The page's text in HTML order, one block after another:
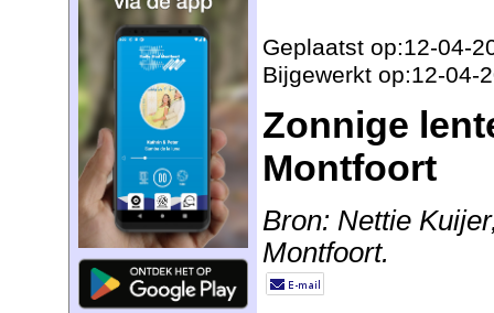
Geplaatst op:12-04-
Bijgewerkt op:12-04-
Zonnige
Montfoort
Bron: Nettie
Montfoort.